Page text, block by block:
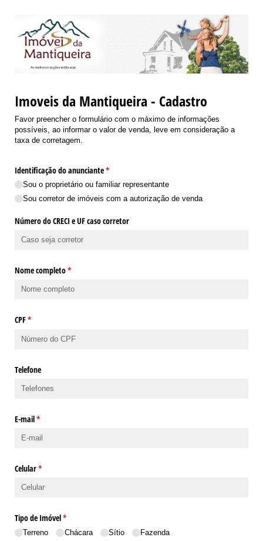
Imoveis da Mantiqueira - Cadastro
Favor preencher o formulário com o máximo de informações
possíveis, ao informar o valor de venda, leve em consideração a
taxa de corretagem.
Identificação do anunciante*
(obrigatório)
Sou o proprietário ou familiar representante
Sou corretor de imóveis com a autorização de venda
Número do CRECI e UF caso corretor
Nome completo*
(obrigatório)
CPF*
(obrigatório)
Telefone
E-mail*
(obrigatório)
Celular*
(obrigatório)
Tipo de Imóvel*
(obrigatório)
Terreno Chácara Sítio
Fazenda